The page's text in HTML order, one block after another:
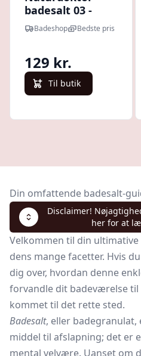
badesalt 03 -
Mineral badesalt
- Sandeltræ,
eukalyptus -
500g
Badeshop Bedste pris
129 kr.
Til butik
Din omfattende badesalt-
Disclaimer!
her for at
Velkommen til din
dens mange facetter. Hvis
dig over, hvordan denne
forvandle dit badeværelse til
kommet til det rette sted.
Badesalt, eller
middel til afslapning; det er
mental velvære. Uanset om